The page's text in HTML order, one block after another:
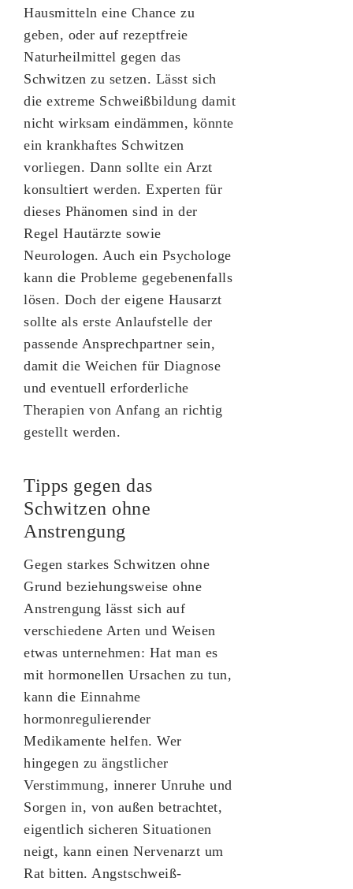
Hausmitteln eine Chance zu
geben, oder auf rezeptfreie
Naturheilmittel gegen das
Schwitzen zu setzen. Lässt sich
die extreme Schweißbildung damit
nicht wirksam eindämmen, könnte
ein krankhaftes Schwitzen
vorliegen. Dann sollte ein Arzt
konsultiert werden. Experten für
dieses Phänomen sind in der
Regel Hautärzte sowie
Neurologen. Auch ein Psychologe
kann die Probleme gegebenenfalls
lösen. Doch der eigene Hausarzt
sollte als erste Anlaufstelle der
passende Ansprechpartner sein,
damit die Weichen für Diagnose
und eventuell erforderliche
Therapien von Anfang an richtig
gestellt werden.
Tipps gegen das
Schwitzen ohne
Anstrengung
Gegen starkes Schwitzen ohne
Grund beziehungsweise ohne
Anstrengung lässt sich auf
verschiedene Arten und Weisen
etwas unternehmen: Hat man es
mit hormonellen Ursachen zu tun,
kann die Einnahme
hormonregulierender
Medikamente helfen. Wer
hingegen zu ängstlicher
Verstimmung, innerer Unruhe und
Sorgen in, von außen betrachtet,
eigentlich sicheren Situationen
neigt, kann einen Nervenarzt um
Rat bitten. Angstschweiß-